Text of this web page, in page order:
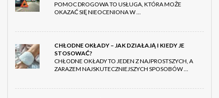
POMOC DROGOWA TO USŁUGA, KTÓRA MOŻE
OKAZAĆ SIĘ NIEOCENIONA W …
CHŁODNE OKŁADY – JAK DZIAŁAJĄ I KIEDY JE
STOSOWAĆ?
CHŁODNE OKŁADY TO JEDEN Z NAJPROSTSZYCH, A
ZARAZEM NAJSKUTECZNIEJSZYCH SPOSOBÓW …